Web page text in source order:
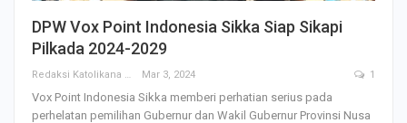
DPW Vox Point Indonesia Sikka Siap Sikapi
Pilkada 2024-2029
Redaksi Katolikana Mar 3, 2024 1
Vox Point Indonesia Sikka memberi perhatian serius pada
perhelatan pemilihan Gubernur dan Wakil Gubernur Provinsi Nusa